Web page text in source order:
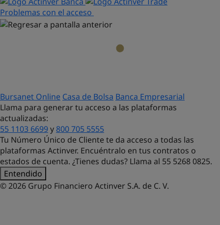
Problemas con el acceso
Bursanet Online Casa de Bolsa Banca Empresarial
Llama para generar tu acceso a las plataformas
actualizadas:
55 1103 6699y 800 705 5555
Tu Número Único de Cliente te da acceso a todas las
plataformas Actinver. Encuéntralo en tus contratos o
estados de cuenta. ¿Tienes dudas? Llama al 55 5268 0825.
Entendido
© 2026 Grupo Financiero Actinver S.A. de C. V.